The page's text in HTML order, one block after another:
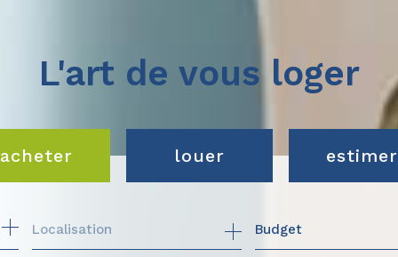
L'art de vous loger
acheter
de l'ancien
du neuf
louer estimer
Budget